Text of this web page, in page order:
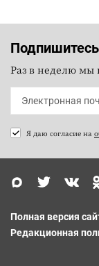
Раз в неделю мы
Я даю согласие на
Полная версия
Редакционная